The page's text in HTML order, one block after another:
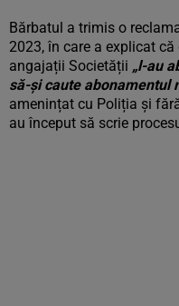
Bărbatul a trimis o
2023, în care a explicat
angajații Societății „l-au
să-și caute abonamentul
amenințat cu Poliția și
au început să scrie